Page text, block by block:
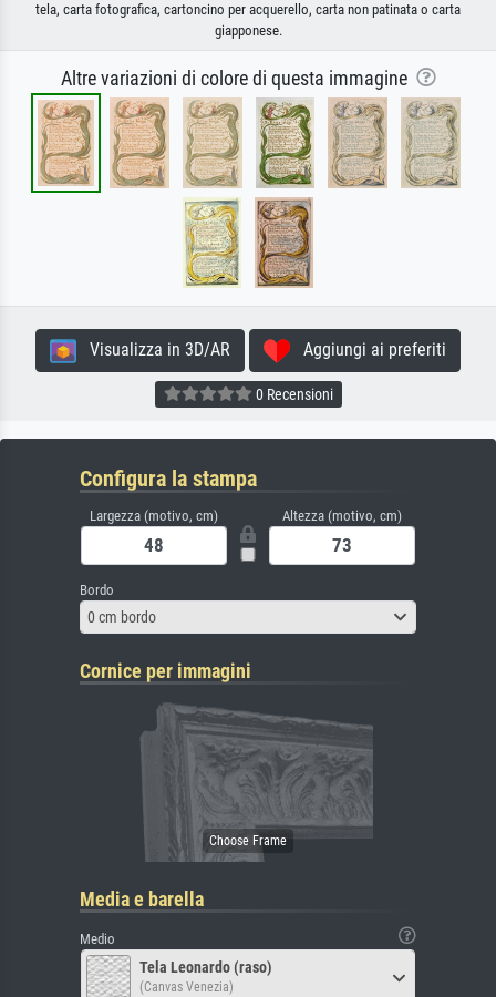
tela, carta fotografica, cartoncino per acquerello, carta non patinata o carta
giapponese.
Altre variazioni di colore di questa immagine
Visualizza in 3D/AR Aggiungi ai preferiti
0 Recensioni
Configura la stampa
Largezza (motivo, cm) Altezza (motivo, cm)
Bordo
0 cm bordo
Cornice per immagini
Media e barella
Medio
Tela Leonardo (raso)
(Canvas Venezia)